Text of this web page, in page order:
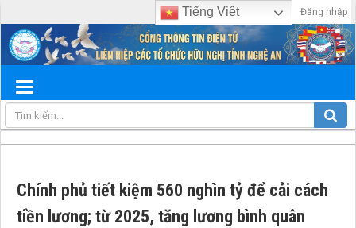
Đăng nhập
Tiếng Việt
Chính phủ tiết kiệm 560 nghìn tỷ để cải cách
tiền lương; từ 2025, tăng lương bình quân